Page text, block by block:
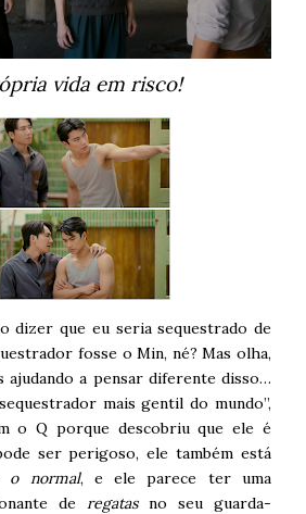
vida em risco!
dizer que eu seria sequestrado de
fosse o Min, né? Mas olha,
ajudando a pensar diferente disso…
mais gentil do mundo”,
o Q porque descobriu que ele é
ser perigoso, ele também está
o normal, e ele parece ter uma
de regatasno seu guarda-